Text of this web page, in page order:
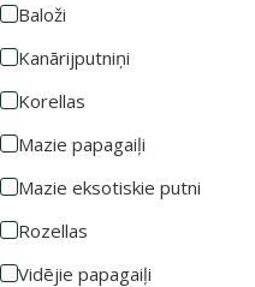
Baloži
Kanārijputniņi
Korellas
Mazie papagaiļi
Mazie eksotiskie putni
Rozellas
Vidējie papagaiļi